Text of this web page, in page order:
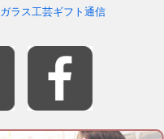
ガラス工芸ギフト通信